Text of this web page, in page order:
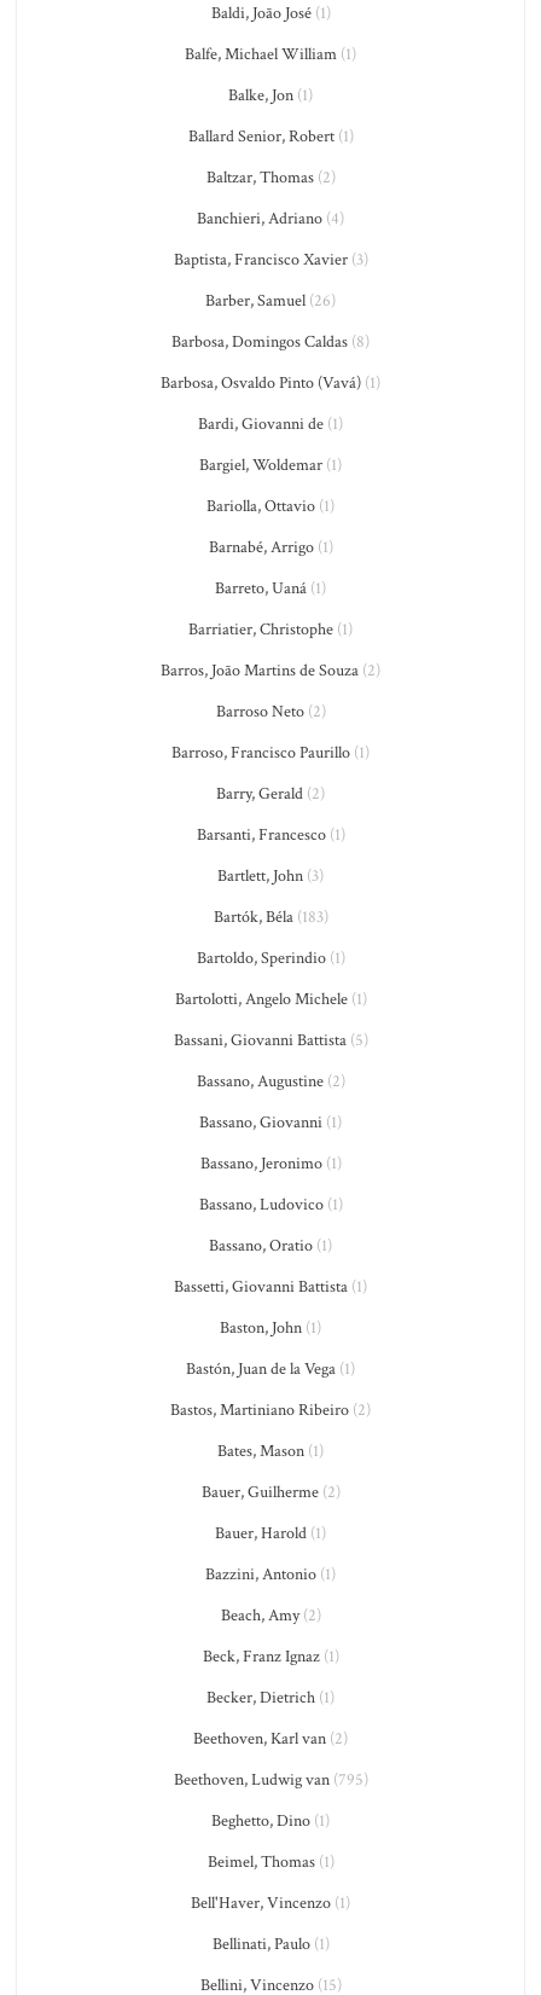
Baldi, João José(1)
Balfe, Michael William (1)
Balke, Jon (1)
Ballard Senior, Robert(1)
Baltzar, Thomas(2)
Banchieri, Adriano (4)
Baptista, Francisco Xavier(3)
Barber, Samuel (26)
Barbosa, Domingos Caldas (8)
Barbosa, Osvaldo Pinto (Vavá) (1)
Bardi, Giovanni de (1)
Bargiel, Woldemar (1)
Bariolla, Ottavio (1)
Barnabé, Arrigo(1)
Barreto, Uaná (1)
Barriatier, Christophe (1)
Barros, João Martins de Souza (2)
Barroso Neto(2)
Barroso, Francisco Paurillo (1)
Barry, Gerald (2)
Barsanti, Francesco(1)
Bartlett, John (3)
Bartók, Béla(183)
Bartoldo, Sperindio(1)
Bartolotti, Angelo Michele(1)
Bassani, Giovanni Battista(5)
Bassano, Augustine(2)
Bassano, Giovanni (1)
Bassano, Jeronimo(1)
Bassano, Ludovico(1)
Bassano, Oratio (1)
Bassetti, Giovanni Battista (1)
Baston, John (1)
Bastón, Juan de la Vega (1)
Bastos, Martiniano Ribeiro (2)
Bates, Mason (1)
Bauer, Guilherme(2)
Bauer, Harold (1)
Bazzini, Antonio (1)
Beach, Amy(2)
Beck, Franz Ignaz(1)
Becker, Dietrich (1)
Beethoven, Karl van (2)
Beethoven, Ludwig van(795)
Beghetto, Dino (1)
Beimel, Thomas(1)
Bell'Haver, Vincenzo (1)
Bellinati, Paulo(1)
Bellini, Vincenzo(15)